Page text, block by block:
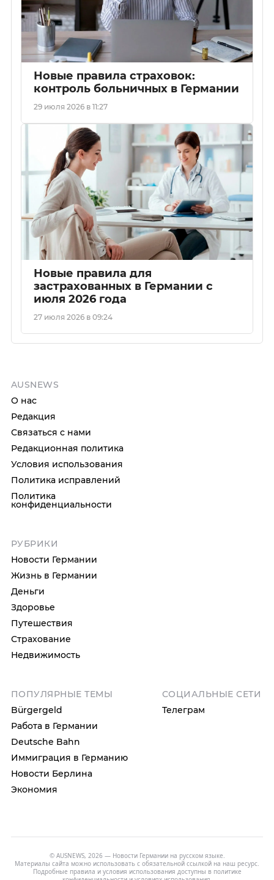
Новые правила страховок:
контроль больничных в Германии
29 июля 2026 в 11:27
Новые правила для
застрахованных в Германии с
июля 2026 года
27 июля 2026 в 09:24
AUSNEWS
О нас
Редакция
Связаться с нами
Редакционная политика
Условия использования
Политика исправлений
Политика
конфиденциальности
РУБРИКИ
Новости Германии
Жизнь в Германии
Деньги
Здоровье
Путешествия
Страхование
Недвижимость
ПОПУЛЯРНЫЕ ТЕМЫ
Bürgergeld
Работа в Германии
Deutsche Bahn
Иммиграция в Германию
Новости Берлина
Экономия
СОЦИАЛЬНЫЕ СЕТИ
Телеграм
© AUSNEWS, 2026 — Новости Германии на русском языке.
Материалы сайта можно использовать с обязательной ссылкой на наш ресурс.
Подробные правила и условия использования доступны в политике